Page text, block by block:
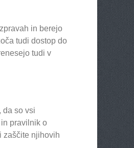
in berejo
tudi dostop do
tudi v
da so vsi
pravilnik o
zaščite njihovih